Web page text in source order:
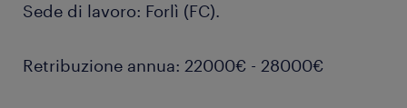
Sede di lavoro: Forlì (FC).
Retribuzione annua: 22000€ - 28000€